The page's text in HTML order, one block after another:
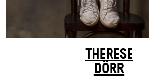
THERESE
DÖRR